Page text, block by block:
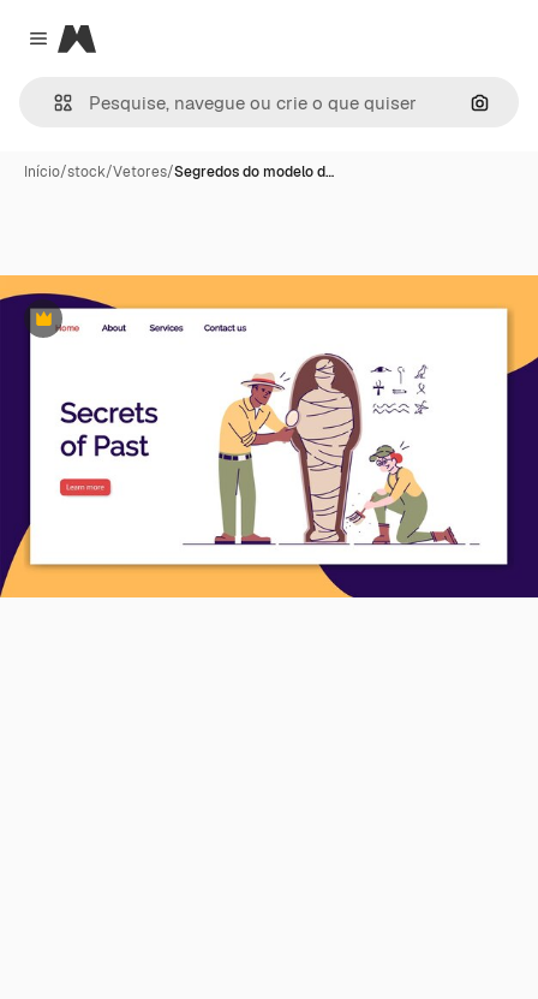
Close menu
Magnific
Início/stock/Vetores/Segredos do modelo d…
Premium